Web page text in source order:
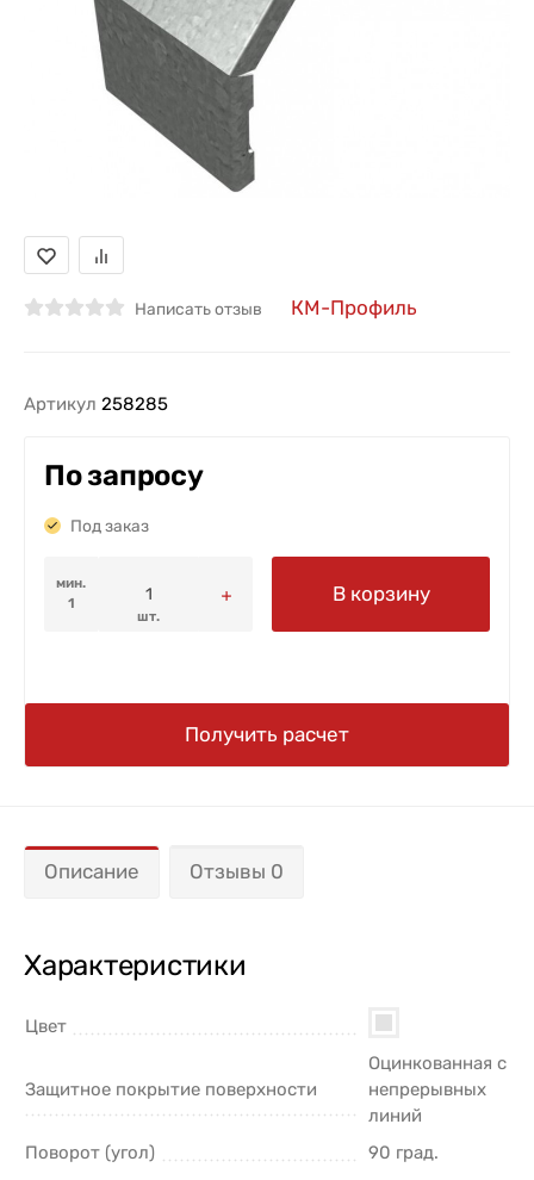
Написать отзыв КМ-Профиль
Артикул 258285
По запросу
Под заказ
мин.
1
шт.
В корзину
Получить расчет
Описание Отзывы 0
Характеристики
Цвет
Защитное покрытие поверхности
Оцинкованная с
непрерывных
линий
Поворот (угол)
90 град.